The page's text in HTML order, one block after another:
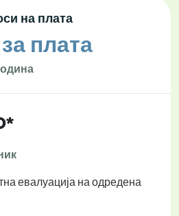
на плата
плата
евалуација на одредена